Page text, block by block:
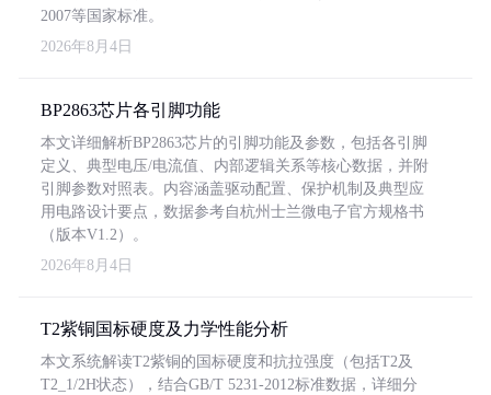
2007等国家标准。
2026年8月4日
BP2863芯片各引脚功能
本文详细解析BP2863芯片的引脚功能及参数，包括各引脚
定义、典型电压/电流值、内部逻辑关系等核心数据，并附
引脚参数对照表。内容涵盖驱动配置、保护机制及典型应
用电路设计要点，数据参考自杭州士兰微电子官方规格书
（版本V1.2）。
2026年8月4日
T2紫铜国标硬度及力学性能分析
本文系统解读T2紫铜的国标硬度和抗拉强度（包括T2及
T2_1/2H状态），结合GB/T 5231-2012标准数据，详细分